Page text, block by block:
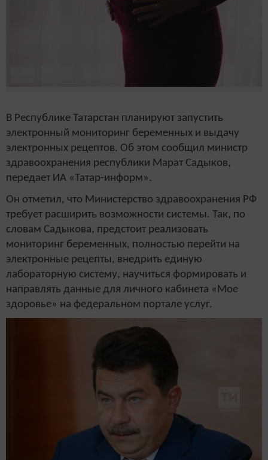
В Республике Татарстан планируют запустить
электронный мониторинг беременных и выдачу
электронных рецептов. Об этом сообщил министр
здравоохранения республики Марат Садыков,
передает ИА «Татар-информ».
Он отметил, что Министерство здравоохранения РФ
требует расширить возможности системы. Так, по
словам Садыкова, предстоит реализовать
мониторинг беременных, полностью перейти на
электронные рецепты, внедрить единую
лабораторную систему, научиться формировать и
направлять данные для личного кабинета «Мое
здоровье» на федеральном портале услуг.